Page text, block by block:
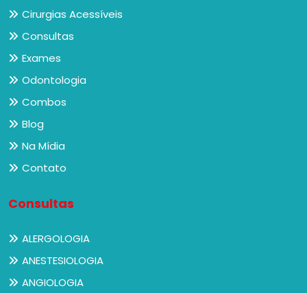
Cirurgias Acessíveis
Consultas
Exames
Odontologia
Combos
Blog
Na Mídia
Contato
Consultas
ALERGOLOGIA
ANESTESIOLOGIA
ANGIOLOGIA